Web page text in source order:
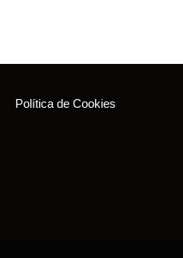
Política de Cookies